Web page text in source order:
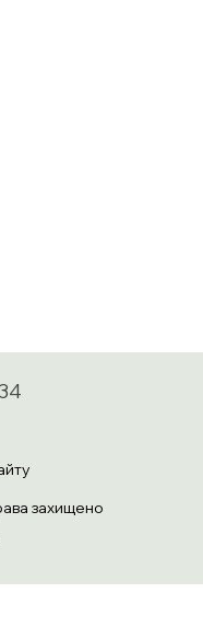
захищено